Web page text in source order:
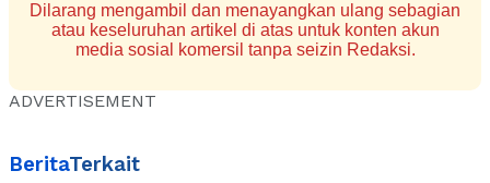
Dilarang mengambil dan menayangkan ulang sebagian
atau keseluruhan artikel di atas untuk konten akun
media sosial komersil tanpa seizin Redaksi.
ADVERTISEMENT
BeritaTerkait